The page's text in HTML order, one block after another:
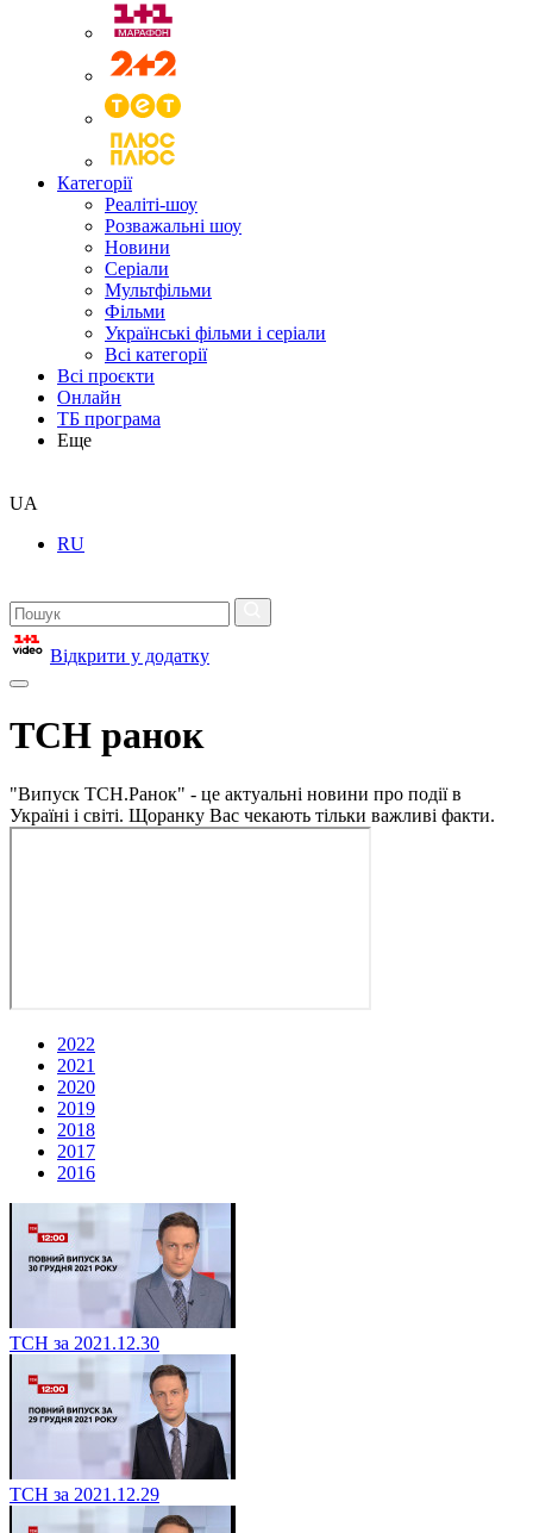
Категорії
Реаліті-шоу
Розважальні шоу
Новини
Серіали
Мультфільми
Фільми
Українські фільми і серіали
Всі категорії
Всі проєкти
Онлайн
ТБ програма
Еще
UA
RU
Відкрити у додатку
ТСН ранок
"Випуск ТСН.Ранок" - це актуальні новини про події в
Україні і світі. Щоранку Вас чекають тільки важливі факти.
2022
2021
2020
2019
2018
2017
2016
ТСН за 2021.12.30
ТСН за 2021.12.29